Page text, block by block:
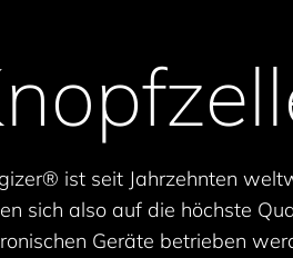
ist seit Jahrzehnten
sich also auf die höchste
Geräte betrieben